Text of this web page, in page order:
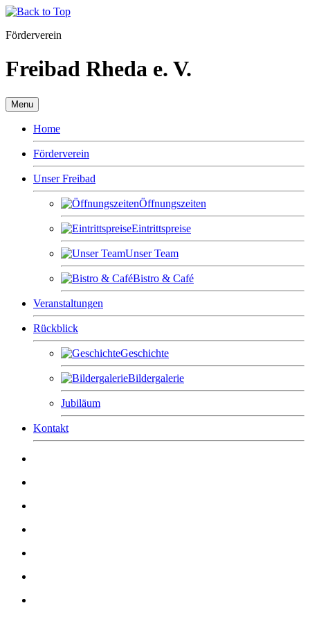
Förderverein
Freibad Rheda e. V.
Menu
Home
Förderverein
Unser Freibad
Öffnungszeiten
Eintrittspreise
Unser Team
Bistro & Café
Veranstaltungen
Rückblick
Geschichte
Bildergalerie
Jubiläum
Kontakt